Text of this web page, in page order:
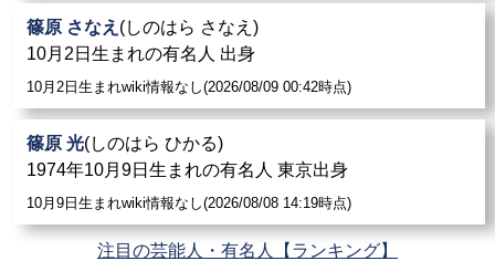
篠原 さなえ (しのはら さなえ)
10月2日生まれの有名人 出身
10月2日生まれwiki情報なし(2026/08/09 00:42時点)
篠原 光(しのはら ひかる)
1974年10月9日生まれの有名人 東京出身
10月9日生まれwiki情報なし(2026/08/08 14:19時点)
注目の芸能人・有名人【ランキング】